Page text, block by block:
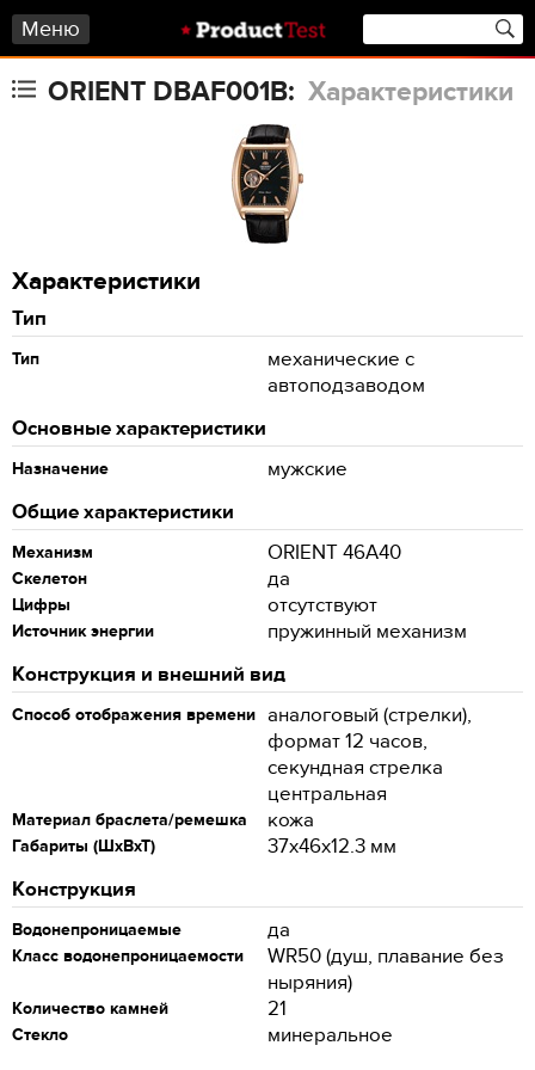
Меню
ORIENT DBAF001B: Характеристики
Характеристики
Тип
Тип
механические с
автоподзаводом
Основные характеристики
Назначение
мужские
Общие характеристики
Механизм ORIENT 46A40
Скелетон да
Цифры отсутствуют
Источник энергии
пружинный механизм
Конструкция и внешний вид
Способ отображения времени аналоговый (стрелки),
формат 12 часов,
секундная стрелка
центральная
Материал браслета/ремешка кожа
Габариты (ШхВхТ)
37x46x12.3 мм
Конструкция
Водонепроницаемые да
Класс водонепроницаемости
WR50 (душ, плавание без
ныряния)
Количество камней 21
Стекло
минеральное